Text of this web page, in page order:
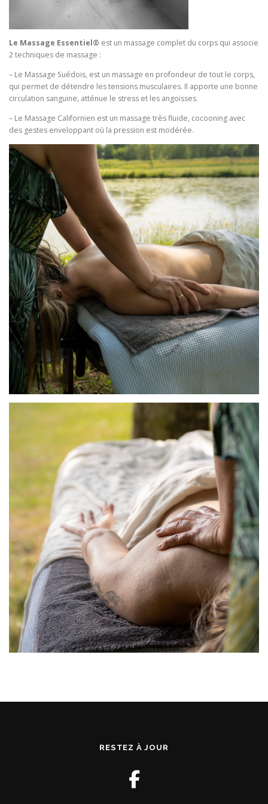
Le Massage Essentiel® est un massage complet du corps qui associe
2 techniques de massage :
– Le Massage Suédois, est un massage en profondeur de tout le corps,
qui permet de détendre les tensions musculaires. Il apporte une bonne
circulation sanguine, atténue le stress et les angoisses.
– Le Massage Californien est un massage très fluide, cocooning avec
des gestes enveloppant où la pression est modérée.
RESTEZ À JOUR